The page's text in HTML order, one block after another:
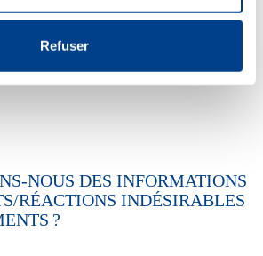
Refuser
;
;
NOUS DES INFORMATIONS
RÉACTIONS INDÉSIRABLES
?